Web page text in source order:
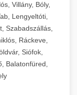
Villány, Bóly,
Lengyeltóti,
Szabadszállás,
Ráckeve,
Siófok,
Balatonfüred,